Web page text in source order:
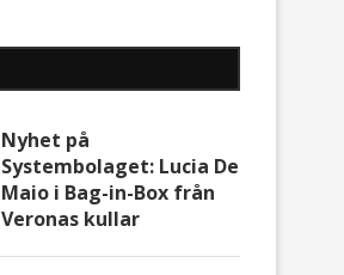
Nyhet på
Systembolaget: Lucia De
Maio i Bag-in-Box från
Veronas kullar